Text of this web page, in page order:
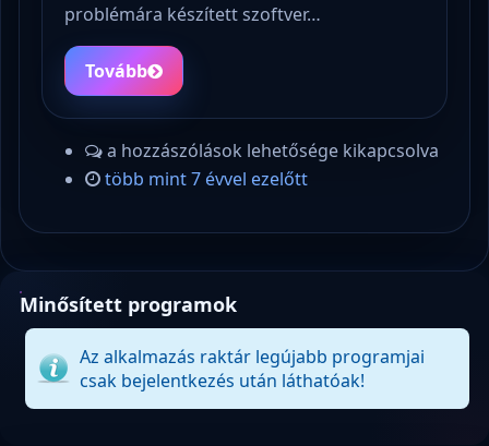
problémára készített szoftver…
Tovább
a hozzászólások lehetősége kikapcsolva
több mint 7 évvel ezelőtt
Minősített programok
Az alkalmazás raktár legújabb programjai
csak bejelentkezés után láthatóak!